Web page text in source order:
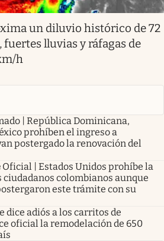
un diluvio histórico de 72
lluvias y ráfagas de
h
| República Dominicana,
prohíben el ingreso a
postergado la renovación del
Oficial | Estados Unidos prohíbe la
ciudadanos colombianos aunque
este trámite con su
dice adiós a los carritos de
oficial la remodelación de 650